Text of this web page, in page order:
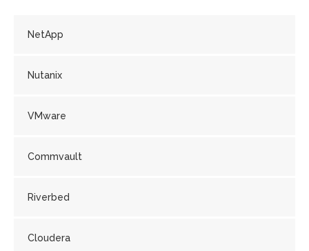
NetApp
Nutanix
VMware
Commvault
Riverbed
Cloudera